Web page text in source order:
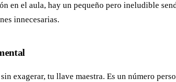
en el aula, hay un pequeño pero ineludible
innecesarias.
exagerar, tu llave maestra. Es un número